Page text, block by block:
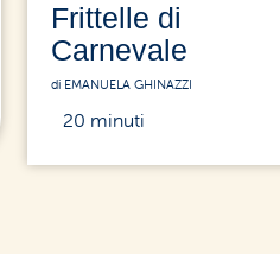
Frittelle di
Carnevale
di EMANUELA GHINAZZI
20 minuti